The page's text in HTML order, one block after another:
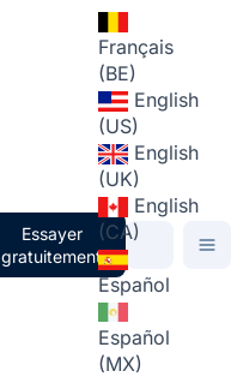
Essayer
gratuitement
Français
(BE)
English
(US)
English
(UK)
English
(CA)
Español
Español
(MX)